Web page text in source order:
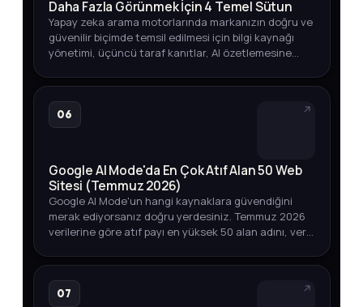
Daha Fazla Görünmek İçin 4 Temel Sütun
Yapay zeka arama motorlarında markanızın doğru ve
güvenilir biçimde temsil edilmesi için bilgi kaynağı
yönetimi, üçüncü taraf kanıtlar, AI özetlemesine
kapsamlı bir strate…
06
Google AI Mode'da En Çok Atıf Alan 50 Web
Sitesi (Temmuz 2026)
Google AI Mode'un hangi kaynaklara güvendiğini
merak ediyorsanız doğru yerdesiniz. Temmuz 2026
verilerine göre atıf payı en yüksek 50 alan adını, veri
yollarını keşfedin.
07